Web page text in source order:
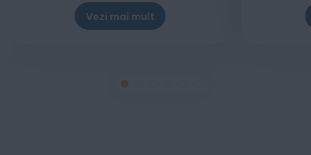
Vezi mai mult
Stoc epuizat